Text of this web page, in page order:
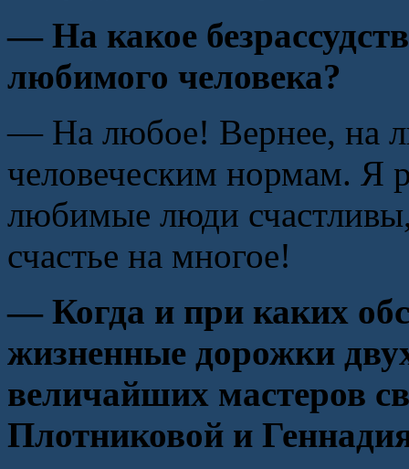
— На какое
любимого человека?
— На любое! Вернее, на
человеческим нормам. Я
любимые люди счастливы,
счастье на многое!
— Когда и при каких
жизненные дорожки
величайших мастеров
Плотниковой и